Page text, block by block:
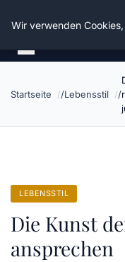
Die Schnitter
Startseite Lebensstil
LEBENSSTIL
Die Kunst
ansprechen
Wir verwenden